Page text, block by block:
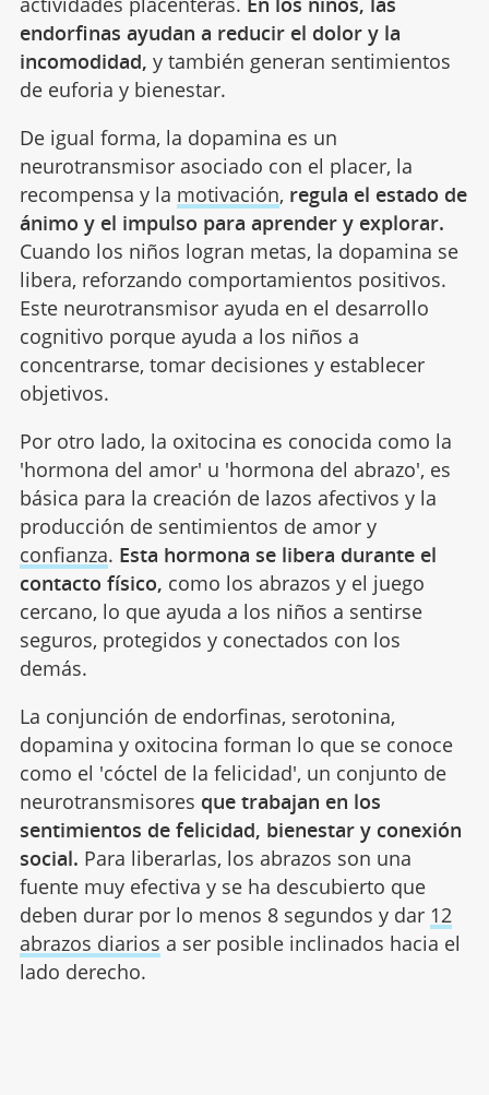
endorfinas ayudan a reducir el dolor y la
incomodidad, y también generan sentimientos
de euforia y bienestar.
De igual forma, la dopamina es un
neurotransmisor asociado con el placer, la
recompensa y la motivación, regula el estado de
ánimo y el impulso para aprender y explorar.
Cuando los niños logran metas, la dopamina se
libera, reforzando comportamientos positivos.
Este neurotransmisor ayuda en el desarrollo
cognitivo porque ayuda a los niños a
concentrarse, tomar decisiones y establecer
objetivos.
Por otro lado, la oxitocina es conocida como la
'hormona del amor' u 'hormona del abrazo', es
básica para la creación de lazos afectivos y la
producción de sentimientos de amor y
confianza. Esta hormona se libera durante el
contacto físico, como los abrazos y el juego
cercano, lo que ayuda a los niños a sentirse
seguros, protegidos y conectados con los
demás.
La conjunción de endorfinas, serotonina,
dopamina y oxitocina forman lo que se conoce
como el 'cóctel de la felicidad', un conjunto de
neurotransmisores que trabajan en los
sentimientos de felicidad, bienestar y conexión
social. Para liberarlas, los abrazos son una
fuente muy efectiva y se ha descubierto que
deben durar por lo menos 8 segundos y dar 12
abrazos diarios a ser posible inclinados hacia el
lado derecho.